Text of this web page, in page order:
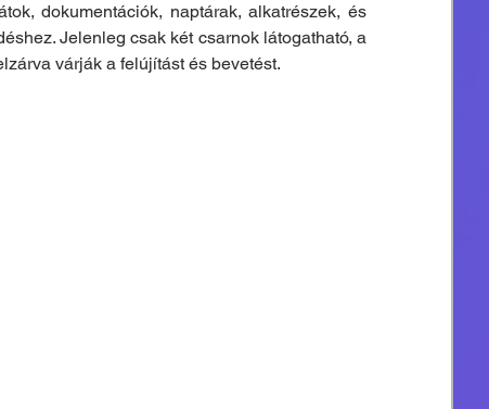
dokumentációk, naptárak, alkatrészek, és
Jelenleg csak két csarnok látogatható, a
várják a felújítást és bevetést.